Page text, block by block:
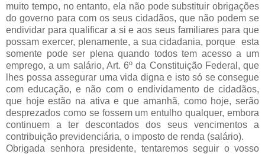
muito tempo, no entanto, ela não pode substituir obrigações
do governo para com os seus cidadãos, que não podem se
endividar para qualificar a si e aos seus familiares para que
possam exercer, plenamente, a sua cidadania, porque esta
somente pode ser plena quando todos tem acesso a um
emprego, a um salário, Art. 6º da Constituição Federal, que
lhes possa assegurar uma vida digna e isto só se consegue
com educação, e não com o endividamento de cidadãos,
que hoje estão na ativa e que amanhã, como hoje, serão
desprezados como se fossem um entulho qualquer, embora
continuem a ter descontados dos seus vencimentos a
contribuição previdenciária, o imposto de renda (salário).
Obrigada senhora presidente, tentaremos seguir o vosso